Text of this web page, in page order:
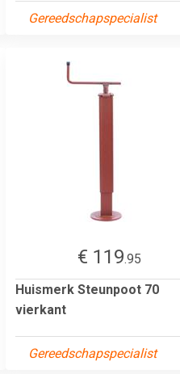
Gereedschapspecialist
€ 119.95
Huismerk Steunpoot 70
vierkant
Gereedschapspecialist